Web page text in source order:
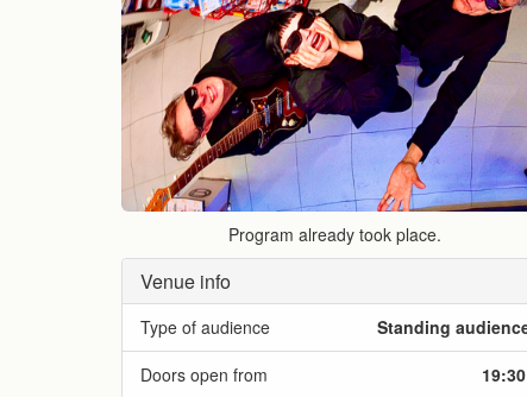
Program already took place.
Venue info
Standing
Type of audience
19:30
Doors open from